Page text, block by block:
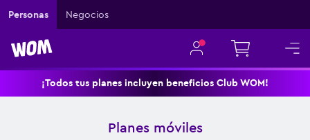
Personas Negocios
¡Todos tus planes incluyen beneficios Club WOM!
Planes móviles